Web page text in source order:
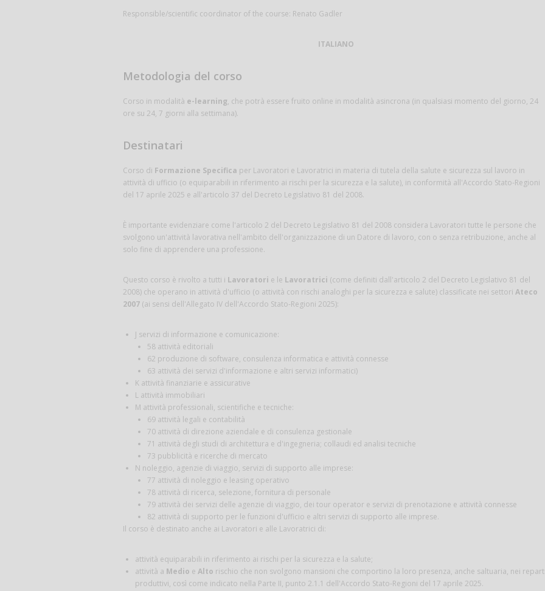
Responsible/scientific coordinator of the course: Renato Gadler
ITALIANO
Metodologia del corso
Corso in modalità e-learning, che potrà essere fruito online in modalità asincrona (in qualsiasi momento del giorno, 24
ore su 24, 7 giorni alla settimana).
Destinatari
Corso di Formazione Specifica per Lavoratori e Lavoratrici in materia di tutela della salute e sicurezza sul lavoro in
attività di ufficio (o equiparabili in riferimento ai rischi per la sicurezza e la salute), in conformità all'Accordo Stato-Regioni
del 17 aprile 2025 e all'articolo 37 del Decreto Legislativo 81 del 2008.
È importante evidenziare come l'articolo 2 del Decreto Legislativo 81 del 2008 considera Lavoratori tutte le persone che
svolgono un'attività lavorativa nell'ambito dell'organizzazione di un Datore di lavoro, con o senza retribuzione, anche al
solo fine di apprendere una professione.
Questo corso è rivolto a tutti i Lavoratori e le Lavoratrici (come definiti dall'articolo 2 del Decreto Legislativo 81 del
2008) che operano in attività d'ufficio (o attività con rischi analoghi per la sicurezza e salute) classificate nei settori Ateco
2007 (ai sensi dell'Allegato IV dell'Accordo Stato-Regioni 2025):
J servizi di informazione e comunicazione:
58 attività editoriali
62 produzione di software, consulenza informatica e attività connesse
63 attività dei servizi d'informazione e altri servizi informatici)
K attività finanziarie e assicurative
L attività immobiliari
M attività professionali, scientifiche e tecniche:
69 attività legali e contabilità
70 attività di direzione aziendale e di consulenza gestionale
71 attività degli studi di architettura e d'ingegneria; collaudi ed analisi tecniche
73 pubblicità e ricerche di mercato
N noleggio, agenzie di viaggio, servizi di supporto alle imprese:
77 attività di noleggio e leasing operativo
78 attività di ricerca, selezione, fornitura di personale
79 attività dei servizi delle agenzie di viaggio, dei tour operator e servizi di prenotazione e attività connesse
82 attività di supporto per le funzioni d'ufficio e altri servizi di supporto alle imprese.
Il corso è destinato anche ai Lavoratori e alle Lavoratrici di:
attività equiparabili in riferimento ai rischi per la sicurezza e la salute;
attività a Medio e Alto rischio che non svolgono mansioni che comportino la loro presenza, anche saltuaria, nei
produttivi, così come indicato nella Parte II, punto 2.1.1 dell'Accordo Stato-Regioni del 17 aprile 2025.